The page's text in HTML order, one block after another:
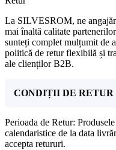
La SILVESROM, ne
mai înaltă calitate
sunteți complet mulțumit de
politică de retur flexibilă și
ale clienților B2B.
CONDIȚII DE RETUR
Perioada de Retur:
calendaristice de la data
accepta retururi.